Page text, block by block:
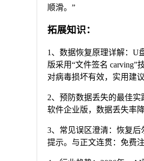
顺滑。”
拓展知识：
1、数据恢复原理详解：U
版采用“文件签名
对病毒损坏有效，实用建
2、预防数据丢失的最佳实
软件企业版，数据丢失率
3、常见误区澄清：恢复后
提示。与正文连贯：免费